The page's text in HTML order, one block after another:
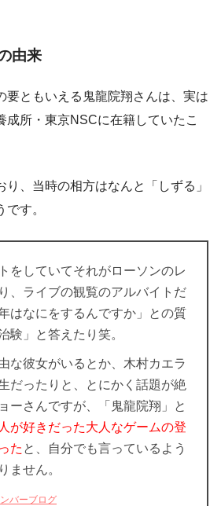
由来
要ともいえる鬼龍院翔さんは、実は
成所・東京NSCに在籍していたこ
り、当時の相方はなんと「しずる」
す。
をしていてそれがローソンのレ
、ライブの観覧のアルバイトだ
はなにをするんですか」との質
験」と答えたり笑。
な彼女がいるとか、木村カエラ
だったりと、とにかく話題が絶
ーさんですが、「鬼龍院翔」と
が好きだった大人なゲームの登
た と、自分でも言っているよう
ません。
バーブログ